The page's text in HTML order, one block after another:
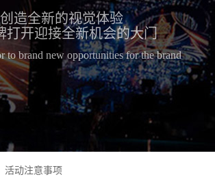
创造全新的视觉体验
打开迎接全新机会的大门
to brand new opportunities for the brand
活动注意事项